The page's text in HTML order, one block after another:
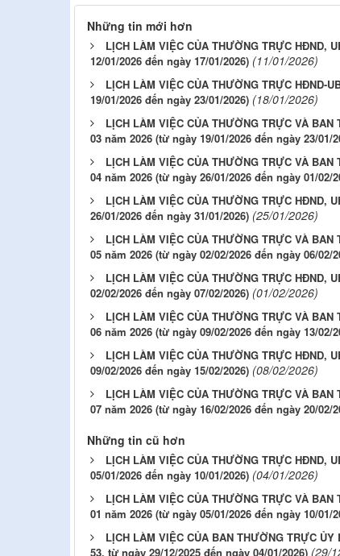
Những tin mới hơn
LỊCH LÀM VIỆC CỦA THƯỜNG TRỰC HĐND,
12/01/2026 đến ngày 17/01/2026) (11/01/2026)
LỊCH LÀM VIỆC CỦA THƯỜNG TRỰC HĐND-
19/01/2026 đến ngày 23/01/2026) (18/01/2026)
LỊCH LÀM VIỆC CỦA THƯỜNG TRỰC VÀ
03 năm 2026 (từ ngày 19/01/2026 đến ngày 23/01/
LỊCH LÀM VIỆC CỦA THƯỜNG TRỰC VÀ
04 năm 2026 (từ ngày 26/01/2026 đến ngày 01/02/
LỊCH LÀM VIỆC CỦA THƯỜNG TRỰC HĐND,
26/01/2026 đến ngày 31/01/2026) (25/01/2026)
LỊCH LÀM VIỆC CỦA THƯỜNG TRỰC VÀ
05 năm 2026 (từ ngày 02/02/2026 đến ngày 06/02/
LỊCH LÀM VIỆC CỦA THƯỜNG TRỰC HĐND,
02/02/2026 đến ngày 07/02/2026) (01/02/2026)
LỊCH LÀM VIỆC CỦA THƯỜNG TRỰC VÀ
06 năm 2026 (từ ngày 09/02/2026 đến ngày 13/02/
LỊCH LÀM VIỆC CỦA THƯỜNG TRỰC HĐND,
09/02/2026 đến ngày 15/02/2026) (08/02/2026)
LỊCH LÀM VIỆC CỦA THƯỜNG TRỰC VÀ
07 năm 2026 (từ ngày 16/02/2026 đến ngày 20/02/
Những tin cũ hơn
LỊCH LÀM VIỆC CỦA THƯỜNG TRỰC HĐND,
05/01/2026 đến ngày 10/01/2026) (04/01/2026)
LỊCH LÀM VIỆC CỦA THƯỜNG TRỰC VÀ
01 năm 2026 (từ ngày 05/01/2026 đến ngày 10/01/
LỊCH LÀM VIỆC CỦA BAN THƯỜNG TRỰC
53, từ ngày 29/12/2025 đến ngày 04/01/2026) (29/